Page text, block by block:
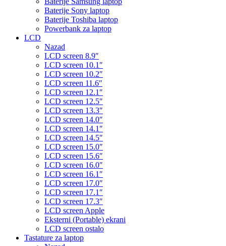
Baterije Sony laptop
Baterije Toshiba laptop
Powerbank za laptop
LCD
Nazad
LCD screen 8.9″
LCD screen 10.1″
LCD screen 10.2″
LCD screen 11.6″
LCD screen 12.1″
LCD screen 12.5″
LCD screen 13.3″
LCD screen 14.0″
LCD screen 14.1″
LCD screen 14.5″
LCD screen 15.0″
LCD screen 15.6″
LCD screen 16.0″
LCD screen 16.1″
LCD screen 17.0″
LCD screen 17.1″
LCD screen 17.3″
LCD screen Apple
Eksterni (Portable) ekrani
LCD screen ostalo
Tastature za laptop